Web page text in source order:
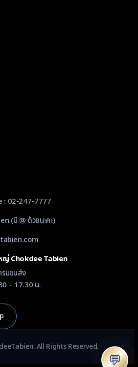
: 02-247-7777
(มี @ ด้วยนะคะ)
ญ่ Chokdee Tabien
มขนส่ง
– 17.30 น.
All Rights Reserved.
💬